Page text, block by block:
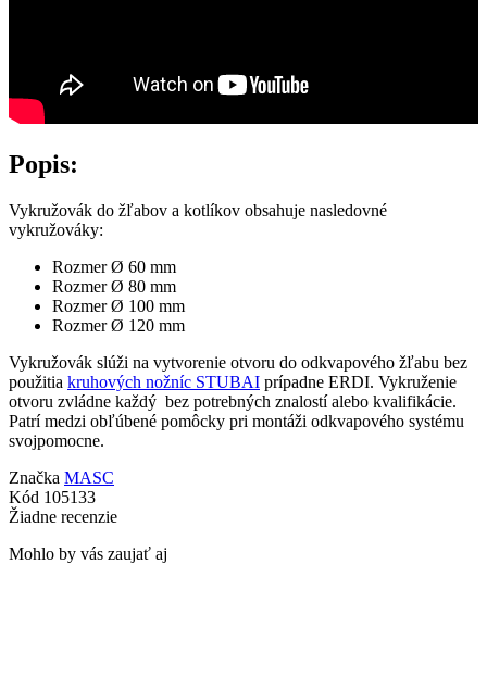
Popis:
Vykružovák do žľabov a kotlíkov obsahuje nasledovné
vykružováky:
Rozmer Ø 60 mm
Rozmer Ø 80 mm
Rozmer Ø 100 mm
Rozmer Ø 120 mm
Vykružovák slúži na vytvorenie otvoru do odkvapového žľabu bez
použitia kruhových nožníc STUBAI prípadne ERDI. Vykruženie
otvoru zvládne každý bez potrebných znalostí alebo kvalifikácie.
Patrí medzi obľúbené pomôcky pri montáži odkvapového systému
svojpomocne.
Značka MASC
Kód 105133
Žiadne recenzie
Mohlo by vás zaujať aj